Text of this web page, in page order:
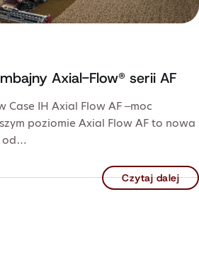
Axial-Flow® serii AF
IH Axial Flow AF –moc
poziomie Axial Flow AF to nowa
od…
Czytaj dalej